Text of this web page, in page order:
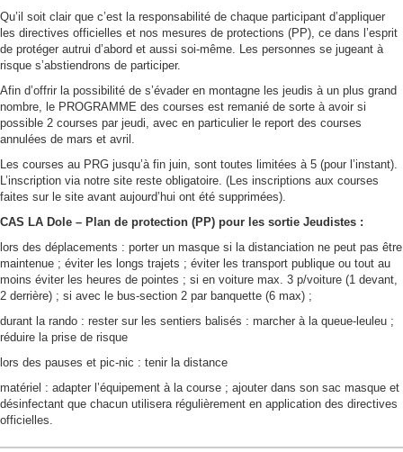
Qu’il soit clair que c’est la responsabilité de chaque participant d’appliquer
les directives officielles et nos mesures de protections (PP), ce dans l’esprit
de protéger autrui d’abord et aussi soi-même. Les personnes se jugeant à
risque s’abstiendrons de participer.
Afin d’offrir la possibilité de s’évader en montagne les jeudis à un plus grand
nombre, le PROGRAMME des courses est remanié de sorte à avoir si
possible 2 courses par jeudi, avec en particulier le report des courses
annulées de mars et avril.
Les courses au PRG jusqu’à fin juin, sont toutes limitées à 5 (pour l’instant).
L’inscription via notre site reste obligatoire. (Les inscriptions aux courses
faites sur le site avant aujourd’hui ont été supprimées).
CAS LA Dole – Plan de protection (PP) pour les sortie Jeudistes :
lors des déplacements : porter un masque si la distanciation ne peut pas être
maintenue ; éviter les longs trajets ; éviter les transport publique ou tout au
moins éviter les heures de pointes ; si en voiture max. 3 p/voiture (1 devant,
2 derrière) ; si avec le bus-section 2 par banquette (6 max) ;
durant la rando : rester sur les sentiers balisés : marcher à la queue-leuleu ;
réduire la prise de risque
lors des pauses et pic-nic : tenir la distance
matériel : adapter l’équipement à la course ; ajouter dans son sac masque et
désinfectant que chacun utilisera régulièrement en application des directives
officielles.